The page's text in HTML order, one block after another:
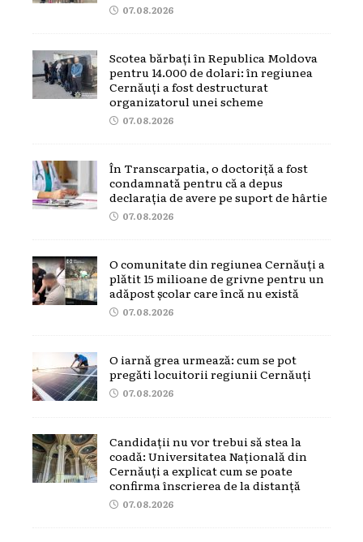
07.08.2026
Scotea bărbați în Republica Moldova
pentru 14.000 de dolari: în regiunea
Cernăuți a fost destructurat
organizatorul unei scheme
07.08.2026
În Transcarpatia, o doctoriță a fost
condamnată pentru că a depus
declarația de avere pe suport de hârtie
07.08.2026
O comunitate din regiunea Cernăuți a
plătit 15 milioane de grivne pentru un
adăpost școlar care încă nu există
07.08.2026
O iarnă grea urmează: cum se pot
pregăti locuitorii regiunii Cernăuți
07.08.2026
Candidații nu vor trebui să stea la
coadă: Universitatea Națională din
Cernăuți a explicat cum se poate
confirma înscrierea de la distanță
07.08.2026